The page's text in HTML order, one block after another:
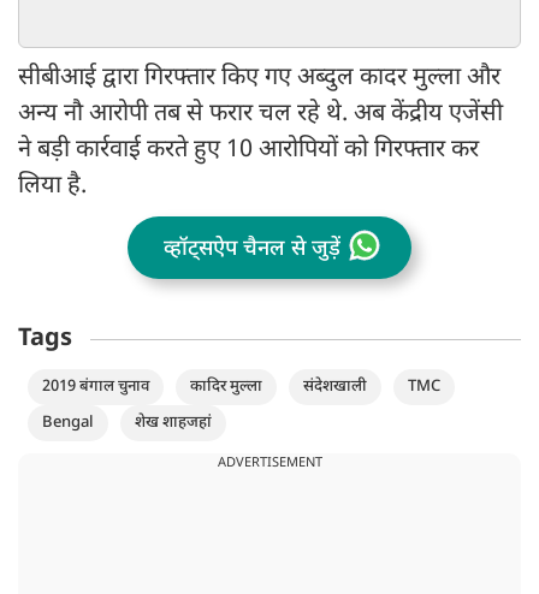
सीबीआई द्वारा गिरफ्तार किए गए अब्दुल कादर मुल्ला और
अन्य नौ आरोपी तब से फरार चल रहे थे. अब केंद्रीय एजेंसी
ने बड़ी कार्रवाई करते हुए 10 आरोपियों को गिरफ्तार कर
लिया है.
व्हॉट्सऐप चैनल से जुड़ें
Tags
2019 बंगाल चुनाव कादिर मुल्ला संदेशखाली
TMC
Bengal
शेख शाहजहां
ADVERTISEMENT